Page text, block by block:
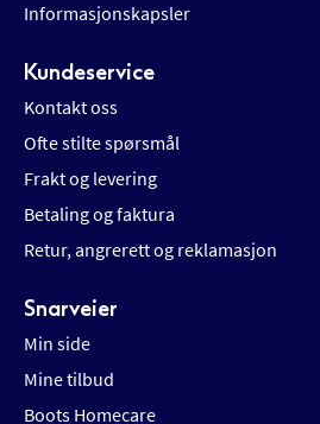
Informasjonskapsler
Kundeservice
Kontakt oss
Ofte stilte spørsmål
Frakt og levering
Betaling og faktura
Retur, angrerett og reklamasjon
Snarveier
Min side
Mine tilbud
Boots Homecare